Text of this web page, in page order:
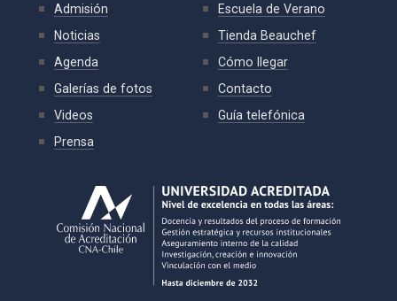
Admisión
Noticias
Agenda
Galerías de fotos
Videos
Prensa
Escuela de Verano
Tienda Beauchef
Cómo llegar
Contacto
Guía telefónica